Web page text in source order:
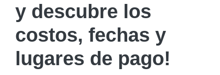
y descubre los
costos, fechas y
lugares de pago!